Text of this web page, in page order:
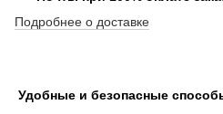
Подробнее о доставке
Удобные и безопасные